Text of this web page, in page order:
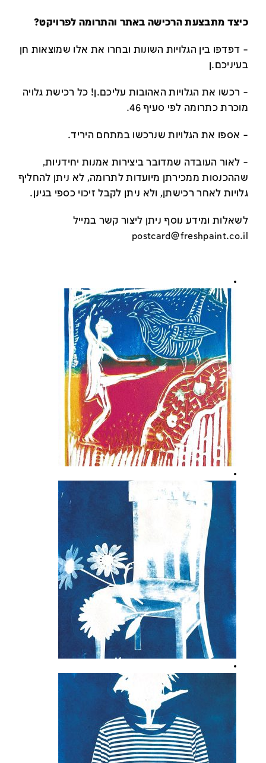
כיצד מתבצעת הרכישה באתר והתרומה לפרויקט?
– דפדפו בין הגלויות השונות ובחרו את אלו שמוצאות חן
בעיניכם.ן
– רכשו את הגלויות האהובות עליכם.ן! כל רכישת גלויה
מוכרת כתרומה לפי סעיף 46.
– אספו את הגלויות שנרכשו במתחם היריד.
– לאור העובדה שמדובר ביצירות אמנות יחידניות,
שההכנסות ממכירתן מיועדות לתרומה, לא ניתן להחליף
גלויות לאחר רכישתן, ולא ניתן לקבל זיכוי כספי בגינן.
לשאלות ומידע נוסף ניתן ליצור קשר במייל
postcard@freshpaint.co.il